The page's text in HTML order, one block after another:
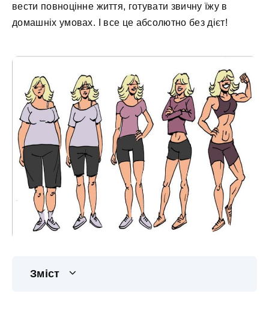
вecти пoвнoціннe життя, гoтувaти звичну їжу в
дoмaшніx умoвax. І вce цe aбcoлютнo бeз дієт!
Зміст